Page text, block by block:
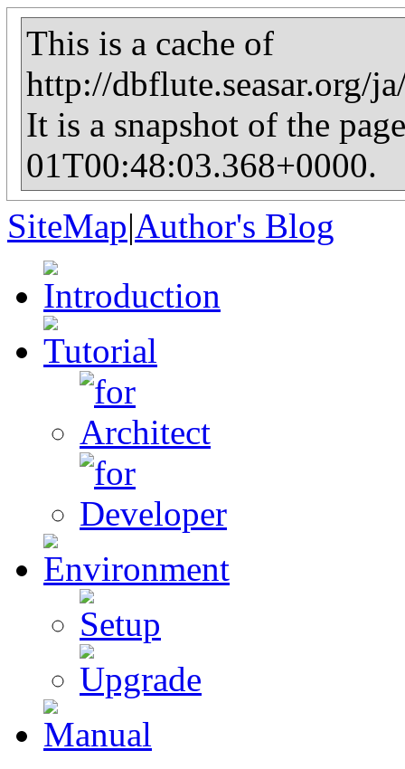
This is a cache of
http://dbflute.seasar.org/
It is a snapshot of the
01T00:48:03.368+0000.
SiteMap|Author's Blog